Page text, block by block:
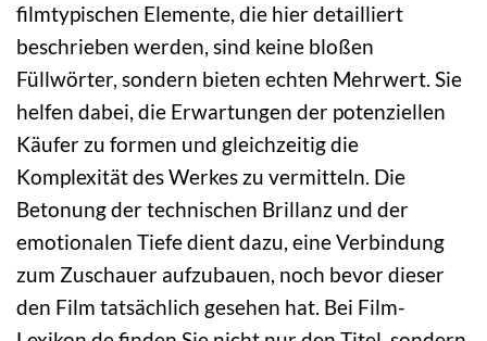
filmtypischen Elemente, die hier detailliert
beschrieben werden, sind keine bloßen
Füllwörter, sondern bieten echten Mehrwert. Sie
helfen dabei, die Erwartungen der potenziellen
Käufer zu formen und gleichzeitig die
Komplexität des Werkes zu vermitteln. Die
Betonung der technischen Brillanz und der
emotionalen Tiefe dient dazu, eine Verbindung
zum Zuschauer aufzubauen, noch bevor dieser
den Film tatsächlich gesehen hat. Bei Film-